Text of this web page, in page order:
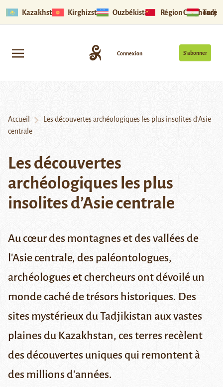
Kazakhstan Kirghizstan Ouzbékistan Région Ouïghoure
S’abonner
Connexion
Accueil
Les découvertes archéologiques les plus insolites d’Asie
centrale
Les découvertes
archéologiques les plus
insolites d’Asie centrale
Au cœur des montagnes et des vallées de
l'Asie centrale, des paléontologues,
archéologues et chercheurs ont dévoilé un
monde caché de trésors historiques. Des
sites mystérieux du Tadjikistan aux vastes
plaines du Kazakhstan, ces terres recèlent
des découvertes uniques qui remontent à
des millions d'années.